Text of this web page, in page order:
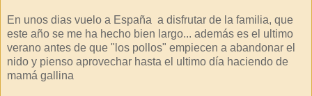
En unos dias vuelo a España a disfrutar de la familia, que
este año se me ha hecho bien largo... además es el ultimo
verano antes de que "los pollos" empiecen a abandonar el
nido y pienso aprovechar hasta el ultimo día haciendo de
mamá gallina